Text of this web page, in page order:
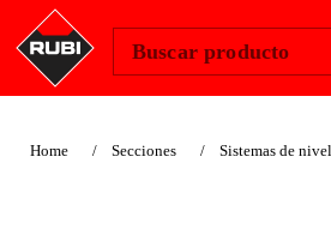
Buscar producto
Home Secciones Sistemas de